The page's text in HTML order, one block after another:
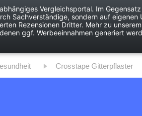
Digitales Drogerie Elektronik
Gesundheit Crosstape Gitterpflaster
Vergleichsportal. Im
Sachverständige, sondern auf
Rezensionen Dritter. Mehr zu
ggf. Werbeeinnahmen generiert